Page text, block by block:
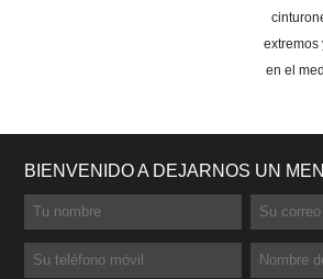
extremos
en el
BIENVENIDO A DEJARNOS UN